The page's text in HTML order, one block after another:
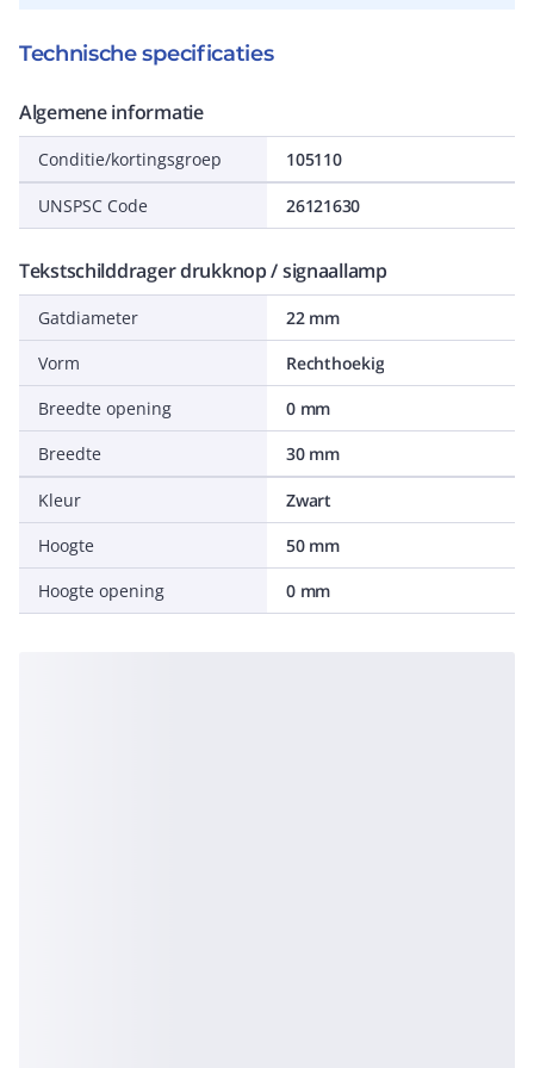
Technische specificaties
Algemene informatie
Conditie/kortingsgroep 105110
UNSPSC Code 26121630
Tekstschilddrager drukknop / signaallamp
Gatdiameter
22 mm
Vorm
Rechthoekig
Breedte opening
0 mm
Breedte
30 mm
Kleur
Zwart
Hoogte
50 mm
Hoogte opening
0 mm